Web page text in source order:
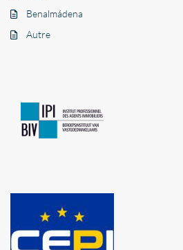
Benalmádena
Autre